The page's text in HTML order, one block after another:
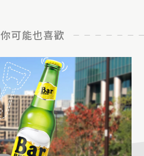
你可能也喜歡